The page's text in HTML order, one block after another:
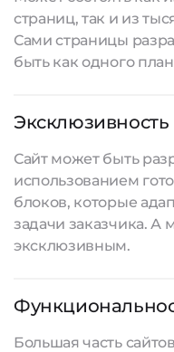
страниц, так и из
Сами страницы
быть как одного
Эксклюзивность
Сайт может быть
использованием
блоков, которые
задачи заказчика. А
эксклюзивным.
Большая часть